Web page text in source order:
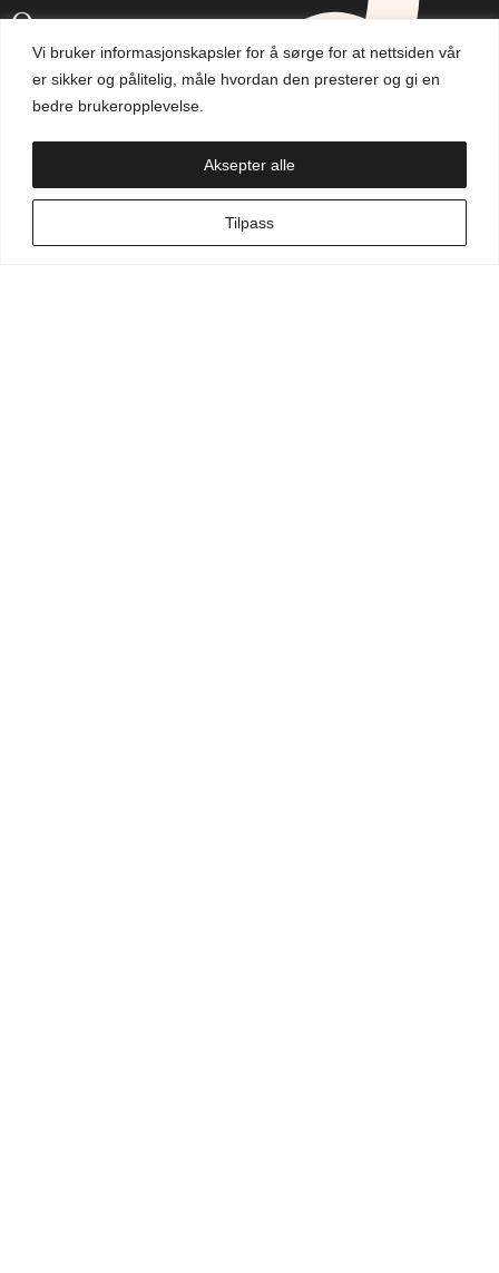
Vi bruker informasjonskapsler for å sørge for at nettsiden vår
er sikker og pålitelig, måle hvordan den presterer og gi en
bedre brukeropplevelse.
Tilpass
Aksepter alle
Om oss
Aktuelt
Handlekurv
NO